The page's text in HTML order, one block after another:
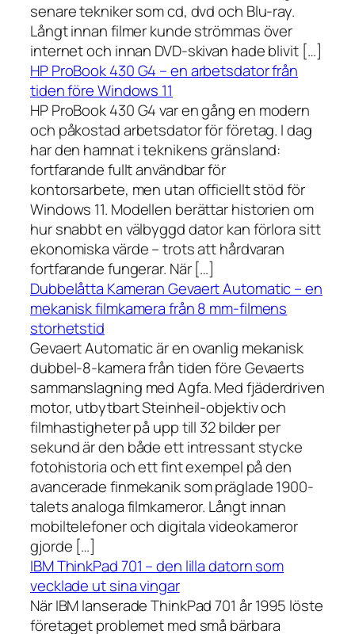
senare tekniker som cd, dvd och Blu-ray.
Långt innan filmer kunde strömmas över
internet och innan DVD-skivan hade blivit […]
HP ProBook 430 G4 – en arbetsdator från
tiden före Windows 11
HP ProBook 430 G4 var en gång en modern
och påkostad arbetsdator för företag. I dag
har den hamnat i teknikens gränsland:
fortfarande fullt användbar för
kontorsarbete, men utan officiellt stöd för
Windows 11. Modellen berättar historien om
hur snabbt en välbyggd dator kan förlora sitt
ekonomiska värde – trots att hårdvaran
fortfarande fungerar. När […]
Dubbelåtta Kameran Gevaert Automatic – en
mekanisk filmkamera från 8 mm-filmens
storhetstid
Gevaert Automatic är en ovanlig mekanisk
dubbel-8-kamera från tiden före Gevaerts
sammanslagning med Agfa. Med fjäderdriven
motor, utbytbart Steinheil-objektiv och
filmhastigheter på upp till 32 bilder per
sekund är den både ett intressant stycke
fotohistoria och ett fint exempel på den
avancerade finmekanik som präglade 1900-
talets analoga filmkameror. Långt innan
mobiltelefoner och digitala videokameror
gjorde […]
IBM ThinkPad 701 – den lilla datorn som
vecklade ut sina vingar
När IBM lanserade ThinkPad 701 år 1995 löste
företaget problemet med små bärbara